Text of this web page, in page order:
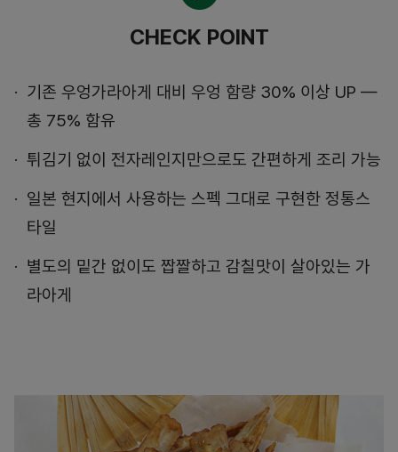
CHECK POINT
기존 우엉가라아게 대비 우엉 함량 30% 이상 UP —
총 75% 함유
튀김기 없이 전자레인지만으로도 간편하게 조리 가능
일본 현지에서 사용하는 스펙 그대로 구현한 정통스
타일
별도의 밑간 없이도 짭짤하고 감칠맛이 살아있는 가
라아게